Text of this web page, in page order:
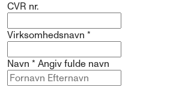
CVR nr.
Virksomhedsnavn *
Navn * Angiv fulde navn